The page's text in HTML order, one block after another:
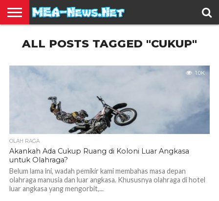
TERBARU
EDUKASI
HIBURAN
INSPIRASI
KESEHATAN
KULINER
OLAH
RAGA
OTOMOTIF
TRAVEL
JUAL
BELI
ALL POSTS TAGGED "CUKUP"
1.0K
OLAH RAGA
Akankah Ada Cukup Ruang di Koloni Luar Angkasa
untuk Olahraga?
Belum lama ini, wadah pemikir kami membahas masa depan
olahraga manusia dan luar angkasa. Khususnya olahraga di hotel
luar angkasa yang mengorbit,...